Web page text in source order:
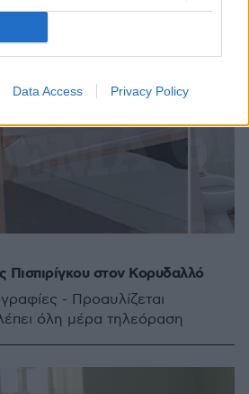
Data Access Privacy Policy
Πισπιρίγκου στον Κορυδαλλό
- Προαυλίζεται
όλη μέρα τηλεόραση